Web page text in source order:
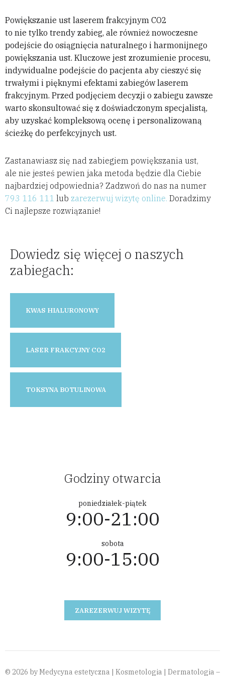
Powiększanie ust laserem frakcyjnym CO2
to nie tylko trendy zabieg, ale również nowoczesne
podejście do osiągnięcia naturalnego i harmonijnego
powiększania ust. Kluczowe jest zrozumienie procesu,
indywidualne podejście do pacjenta aby cieszyć się
trwałymi i pięknymi efektami zabiegów laserem
frakcyjnym. Przed podjęciem decyzji o zabiegu zawsze
warto skonsultować się z doświadczonym specjalistą,
aby uzyskać kompleksową ocenę i personalizowaną
ścieżkę do perfekcyjnych ust.
Zastanawiasz się nad zabiegiem powiększania ust,
ale nie jesteś pewien jaka metoda będzie dla Ciebie
najbardziej odpowiednia? Zadzwoń do nas na numer
793 116 111 lub zarezerwuj wizytę online. Doradzimy
Ci najlepsze rozwiązanie!
Dowiedz się więcej o naszych
zabiegach:
KWAS HIALURONOWY
LASER FRAKCYJNY CO2
TOKSYNA BOTULINOWA
Godziny otwarcia
poniedziałek-piątek
9:00-21:00
sobota
9:00-15:00
ZAREZERWUJ WIZYTĘ
© 2026 by Medycyna estetyczna | Kosmetologia | Dermatologia –